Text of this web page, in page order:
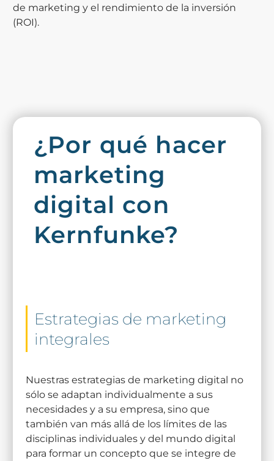
de marketing y el rendimiento de la inversión
(ROI).
¿Por qué hacer
marketing
digital con
Kernfunke?
Estrategias de marketing
integrales
Nuestras estrategias de marketing digital no
sólo se adaptan individualmente a sus
necesidades y a su empresa, sino que
también van más allá de los límites de las
disciplinas individuales y del mundo digital
para formar un concepto que se integre de